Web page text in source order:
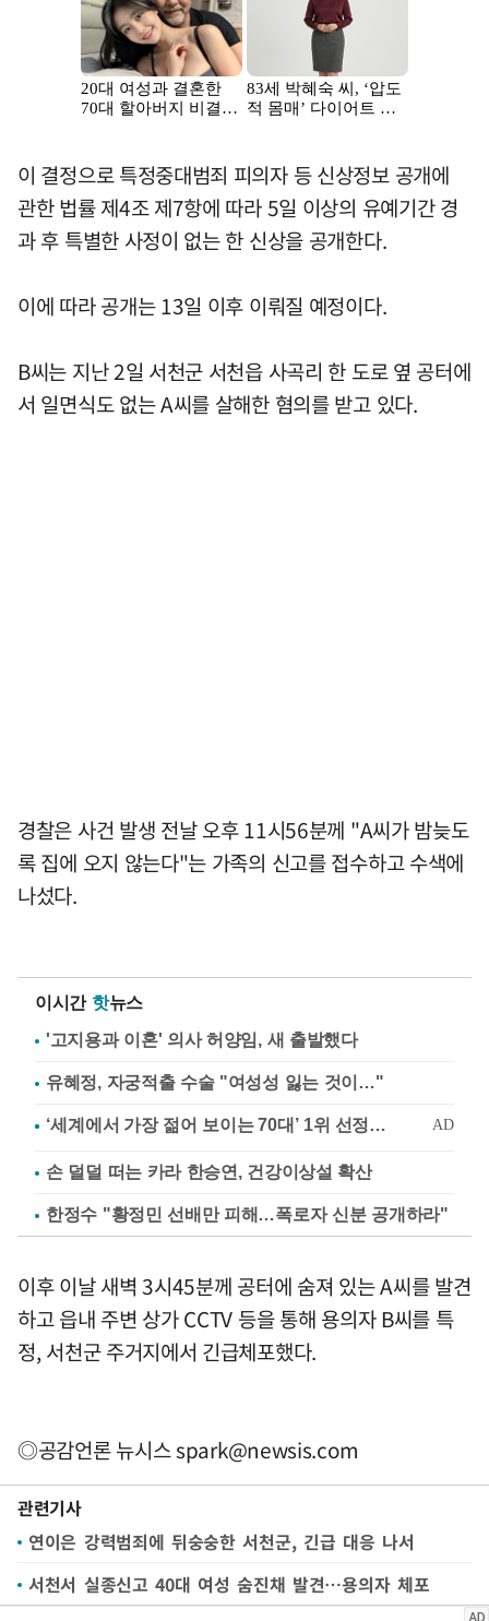
이 결정으로 특정중대범죄 피의자 등 신상정보 공개에
관한 법률 제4조 제7항에 따라 5일 이상의 유예기간 경
과 후 특별한 사정이 없는 한 신상을 공개한다.
이에 따라 공개는 13일 이후 이뤄질 예정이다.
B씨는 지난 2일 서천군 서천읍 사곡리 한 도로 옆 공터에
서 일면식도 없는 A씨를 살해한 혐의를 받고 있다.
경찰은 사건 발생 전날 오후 11시56분께 "A씨가 밤늦도
록 집에 오지 않는다"는 가족의 신고를 접수하고 수색에
나섰다.
이시간 핫뉴스
'고지용과 이혼' 의사 허양임, 새 출발했다
유혜정, 자궁적출 수술 "여성성 잃는 것이…"
손 덜덜 떠는 카라 한승연, 건강이상설 확산
한정수 "황정민 선배만 피해…폭로자 신분 공개하라"
이후 이날 새벽 3시45분께 공터에 숨져 있는 A씨를 발견
하고 읍내 주변 상가 CCTV 등을 통해 용의자 B씨를 특
정, 서천군 주거지에서 긴급체포했다.
◎공감언론 뉴시스spark@newsis.com
관련기사
연이은 강력범죄에 뒤숭숭한 서천군, 긴급 대응 나서
서천서 실종신고 40대 여성 숨진채 발견…용의자 체포